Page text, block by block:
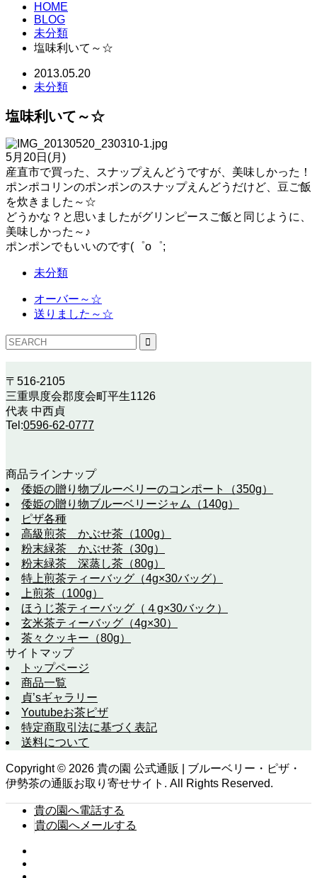
HOME
BLOG
未分類
塩味利いて～☆
2013.05.20
未分類
塩味利いて～☆
5月20日(月)
産直市で買った、スナップえんどうですが、美味しかった！
ポンポコリンのポンポンのスナップえんどうだけど、豆ご飯
を炊きました～☆
どうかな？と思いましたがグリンピースご飯と同じように、
美味しかった～♪
ポンポンでもいいのです(゜o゜;
未分類
オーバー～☆
送りました～☆
〒516-2105
三重県度会郡度会町平生1126
代表 中西貞
Tel:0596-62-0777
商品ラインナップ
倭姫の贈り物ブルーベリーのコンポート（350g）
倭姫の贈り物ブルーベリージャム（140g）
ピザ各種
高級煎茶 かぶせ茶（100g）
粉末緑茶 かぶせ茶（30g）
粉末緑茶 深蒸し茶（80g）
特上煎茶ティーバッグ（4g×30バッグ）
上煎茶（100g）
ほうじ茶ティーバッグ（４g×30バック）
玄米茶ティーバッグ（4g×30）
茶々クッキー（80g）
サイトマップ
トップページ
商品一覧
貞’sギャラリー
Youtubeお茶ピザ
特定商取引法に基づく表記
送料について
Copyright © 2026 貴の園 公式通販 | ブルーベリー・ピザ・
伊勢茶の通販お取り寄せサイト. All Rights Reserved.
貴の園へ電話する
貴の園へメールする